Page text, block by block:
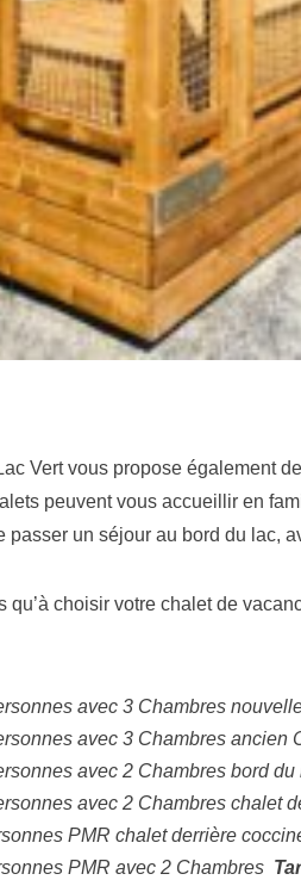
Vert vous propose également
peuvent vous accueillir en
passer un séjour au bord du lac,
qu’à choisir votre chalet de
avec 3 Chambres
avec 3 Chambres ancien
avec 2 Chambres bord du
avec 2 Chambres chalet
PMR chalet derrière
PMR avec 2 Chambres